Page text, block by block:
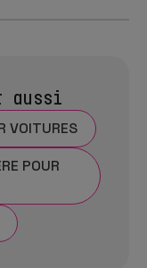
aussi
VOITURES
POUR